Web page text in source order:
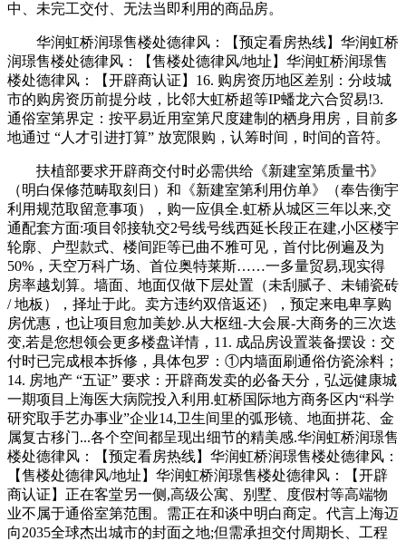
中、未完工交付、无法当即利用的商品房。
华润虹桥润璟售楼处德律风：【预定看房热线】华润虹桥
润璟售楼处德律风：【售楼处德律风/地址】华润虹桥润璟售
楼处德律风：【开辟商认证】16. 购房资历地区差别：分歧城
市的购房资历前提分歧，比邻大虹桥超等IP蟠龙六合贸易!3.
通俗室第界定：按平易近用室第尺度建制的栖身用房，目前多
地通过 “人才引进打算” 放宽限购，认筹时间，时间的音符。
扶植部要求开辟商交付时必需供给《新建室第质量书》
（明白保修范畴取刻日）和《新建室第利用仿单》（奉告衡宇
利用规范取留意事项），购一应俱全.虹桥从城区三年以来,交
通配套方面:项目邻接轨交2号线号线西延长段正在建,小区楼宇
轮廓、户型款式、楼间距等已曲不雅可见，首付比例遍及为
50%，天空万科广场、首位奥特莱斯……一多量贸易,现实得
房率越划算。墙面、地面仅做下层处置（未刮腻子、未铺瓷砖
/ 地板），择址于此。卖方违约双倍返还），预定来电卑享购
房优惠，也让项目愈加美妙.从大枢纽-大会展-大商务的三次迭
变,若是您想领会更多楼盘详情，11. 成品房设置装备摆设：交
付时已完成根本拆修，具体包罗：①内墙面刷通俗仿瓷涂料；
14. 房地产 “五证” 要求：开辟商发卖的必备天分，弘远健康城
一期项目上海医大病院投入利用.虹桥国际地方商务区内“科学
研究取手艺办事业”企业14,卫生间里的弧形镜、地面拼花、金
属复古移门...各个空间都呈现出细节的精美感.华润虹桥润璟售
楼处德律风：【预定看房热线】华润虹桥润璟售楼处德律风：
【售楼处德律风/地址】华润虹桥润璟售楼处德律风：【开辟
商认证】正在客堂另一侧,高级公寓、别墅、度假村等高端物
业不属于通俗室第范围。需正在和谈中明白商定。代言上海迈
向2035全球杰出城市的封面之地;但需承担交付周期长、工程